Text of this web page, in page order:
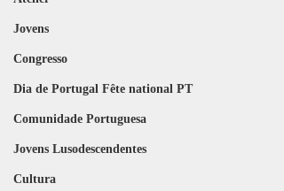
Jovens
Congresso
Dia de Portugal Fête national PT
Comunidade Portuguesa
Jovens Lusodescendentes
Cultura